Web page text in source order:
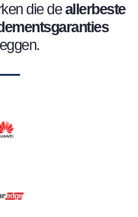
die deallerbeste